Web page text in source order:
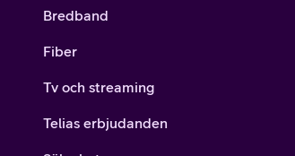
Bredband
Fiber
Tv och streaming
Telias erbjudanden